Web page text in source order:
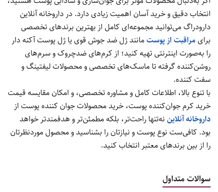
انتخاب دقیق و خرید آسان اهمیت زیادی دارد. در داروخانه آنلاین
دارودراگ می‌توانید مجموعه‌ای کامل از بهترین برندهای تخصصی
برایمراقبت از پوست مانند ژل ضد جوش قوی یا ژل پوست آکنه دار
را به‌صورت اینترنتی تهیه کنید؛ از کرم‌های ضدچروک و سرم‌های
روشن‌کننده گرفته تا ماسک‌های تخصصی و محصولات لیفتینگ و
سفت کننده.
با تنوع بالا، اطلاعات کامل و مشاوره تخصصی، و امکان مقایسه قیمت
خرید کرم جوان‌کننده پوست، خرید محصولات جوان کننده پوست از
داروخانه آنلاین نه‌تنها راحت‌تر، بلکه مطمئن‌تر و هدفمندتر خواهد
بود. کافی‌ست نوع پوست و نیازتان را بشناسید و محصول موردنظرتان
را از بین برندهای معتبر انتخاب کنید.
سوالات متداول